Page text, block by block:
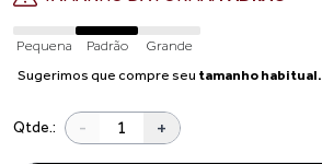
Pequena Padrão
Grande
Sugerimos que compre seu tamanho habitual.
Qtde.: - +